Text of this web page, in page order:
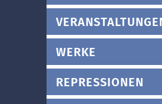
WERKE
REPRESSIONEN